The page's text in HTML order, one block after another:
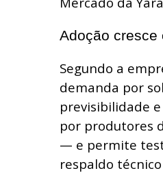
Adoção cresce
Segundo a
demanda por
previsibilidade
por produtores
— e permite
respaldo